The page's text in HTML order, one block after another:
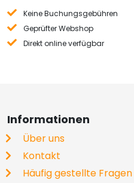
Keine Buchungsgebühren
Geprüfter Webshop
Direkt online verfügbar
Informationen
Über uns
Kontakt
Häufig gestellte Fragen